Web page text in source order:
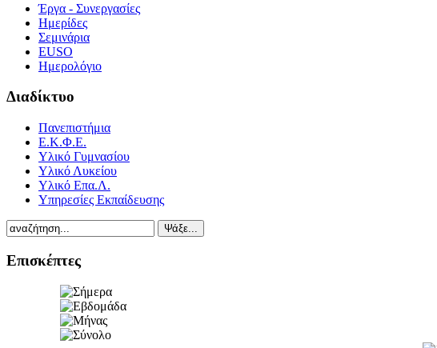
Έργα - Συνεργασίες
Ημερίδες
Σεμινάρια
EUSO
Ημερολόγιο
Διαδίκτυο
Πανεπιστήμια
Ε.Κ.Φ.Ε.
Υλικό Γυμνασίου
Υλικό Λυκείου
Υλικό Επα.Λ.
Υπηρεσίες Εκπαίδευσης
Επισκέπτες